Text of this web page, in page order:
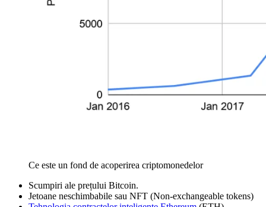
Ce este un fond de acoperirea criptomonedelor
Scumpiri ale prețului Bitcoin.
Jetoane neschimbabile sau NFT (Non-exchangeable tokens)